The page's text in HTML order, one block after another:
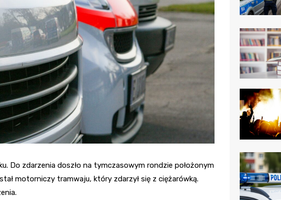
A. Sokołowskiego
Samodzielny
Wojewódzki Szpital
Zespolony im. M.
Skłodowskiej-Curi
Do zdarzenia doszło na tymczasowym rondzie położonym
motorniczy tramwaju, który zdarzył się z ciężarówką.